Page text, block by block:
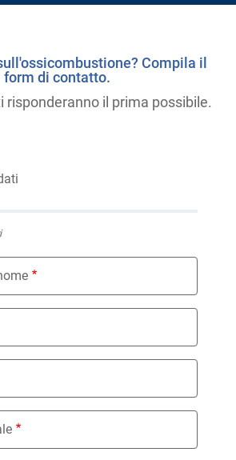
Compila il
form di contatto.
risponderanno il prima possibile.